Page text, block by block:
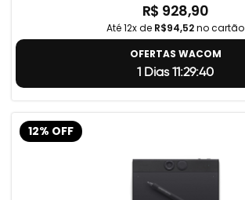
R$ 928,90
Até 12x de R$94,52no cartão
OFERTAS WACOM
1 Dias 11:29:39
12% OFF